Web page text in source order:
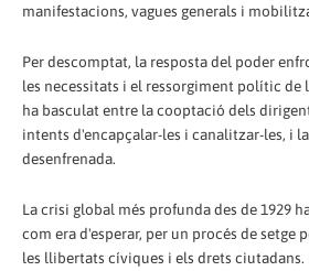
manifestacions, vagues generals i
Per descomptat, la resposta del poder
les necessitats i el ressorgiment polític de
ha basculat entre la cooptació dels
intents d'encapçalar-les i canalitzar-les, i
desenfrenada.
La crisi global més profunda des de 1929
com era d'esperar, per un procés de setge
les llibertats cíviques i els drets ciutadans.